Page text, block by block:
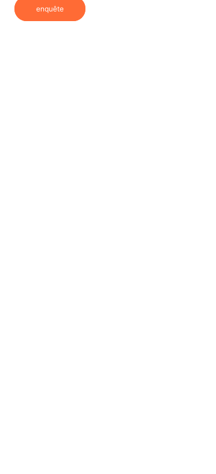
enquête